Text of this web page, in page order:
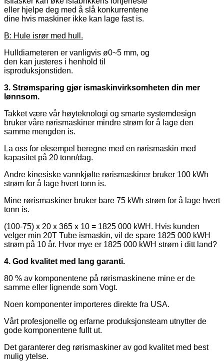
eller hjelpe deg med å slå konkurrentene
dine hvis maskiner ikke kan lage fast is.
B: Hule isrør med hull.
Hulldiameteren er vanligvis ø0~5 mm, og
den kan justeres i henhold til
isproduksjonstiden.
3. Strømsparing gjør ismaskinvirksomheten din mer
lønnsom.
Takket være vår høyteknologi og smarte systemdesign
bruker våre rørismaskiner mindre strøm for å lage den
samme mengden is.
La oss for eksempel beregne med en rørismaskin med
kapasitet på 20 tonn/dag.
Andre kinesiske vannkjølte rørismaskiner bruker 100 kWh
strøm for å lage hvert tonn is.
Mine rørismaskiner bruker bare 75 kWh strøm for å lage hvert
tonn is.
(100-75) x 20 x 365 x 10 = 1825 000 kWH. Hvis kunden
velger min 20T Tube ismaskin, vil de spare 1825 000 kWH
strøm på 10 år. Hvor mye er 1825 000 kWH strøm i ditt land?
4. God kvalitet med lang garanti.
80 % av komponentene på rørismaskinene mine er de
samme eller lignende som Vogt.
Noen komponenter importeres direkte fra USA.
Vårt profesjonelle og erfarne produksjonsteam utnytter de
gode komponentene fullt ut.
Det garanterer deg rørismaskiner av god kvalitet med best
mulig ytelse.